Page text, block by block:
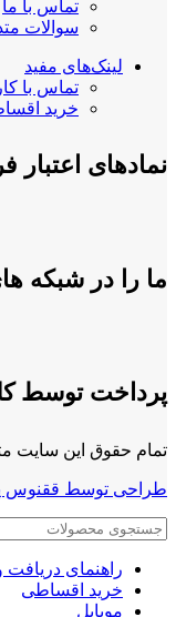
تماس با ما
سوالات
لینک‌های مفید
تماس با
خرید
نمادهای اعتبار
ما را در شبکه
پرداخت توسط
تمام حقوق این سایت
طراحی توسط ققنوس
راهنمای دریافت
خرید اقساطی
موبایل